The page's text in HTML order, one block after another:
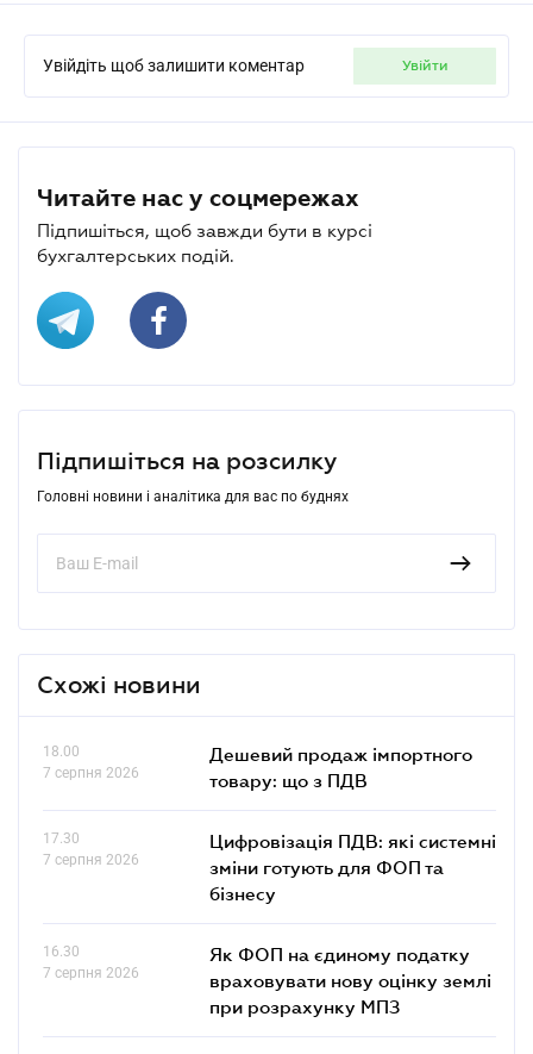
Увійдіть щоб залишити коментар увійти
Читайте нас у соцмережах
Підпишіться, щоб завжди бути в курсі
бухгалтерських подій.
Підпишіться на розсилку
Головні новини і аналітика для вас по буднях
Схожі новини
18.00
7 серпня 2026
Дешевий продаж імпортного
товару: що з ПДВ
17.30
7 серпня 2026
Цифровізація ПДВ: які системні
зміни готують для ФОП та
бізнесу
16.30
7 серпня 2026
Як ФОП на єдиному податку
враховувати нову оцінку землі
при розрахунку МПЗ